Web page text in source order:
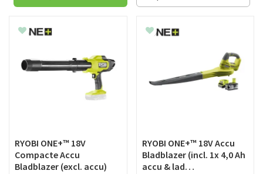
RYOBI ONE+™ 18V
Compacte Accu
Bladblazer (excl. accu)
RYOBI ONE+™ 18V Accu
Bladblazer (incl. 1x 4,0 Ah
accu & lad…